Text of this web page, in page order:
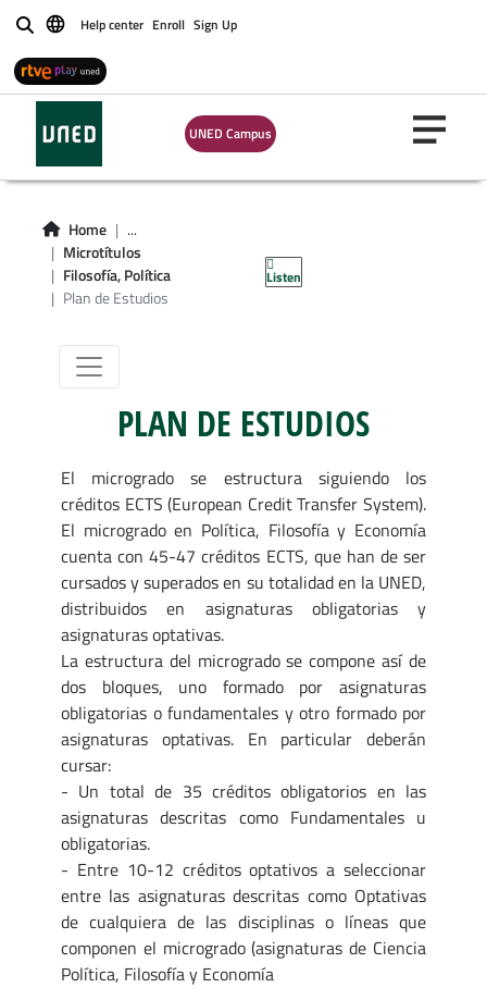
BuscarHelp center Enroll Sign Up
UNED Campus
Home
...
Microtítulos
Filosofía, Política
Plan de Estudios
Listen
Microgrado en
Filosofía, Política
y Economía
PLAN DE ESTUDIOS
El microgrado se estructura siguiendo los
créditos ECTS (European Credit Transfer System).
El microgrado en Política, Filosofía y Economía
cuenta con 45-47 créditos ECTS, que han de ser
cursados y superados en su totalidad en la UNED,
distribuidos en asignaturas obligatorias y
asignaturas optativas.
La estructura del microgrado se compone así de
dos bloques, uno formado por asignaturas
obligatorias o fundamentales y otro formado por
asignaturas optativas. En particular deberán
cursar:
- Un total de 35 créditos obligatorios en las
asignaturas descritas como Fundamentales u
obligatorias.
- Entre 10-12 créditos optativos a seleccionar
entre las asignaturas descritas como Optativas
de cualquiera de las disciplinas o líneas que
componen el microgrado (asignaturas de Ciencia
Política, Filosofía y Economía